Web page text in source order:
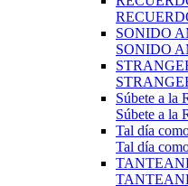
SONIDO
SONIDO
Súbete a la
Súbete a la
Tal día
Tal día